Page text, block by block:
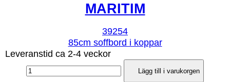
MARITIM
39254
85cm soffbord i koppar
Leveranstid ca 2-4 veckor
Lägg till i varukorgen